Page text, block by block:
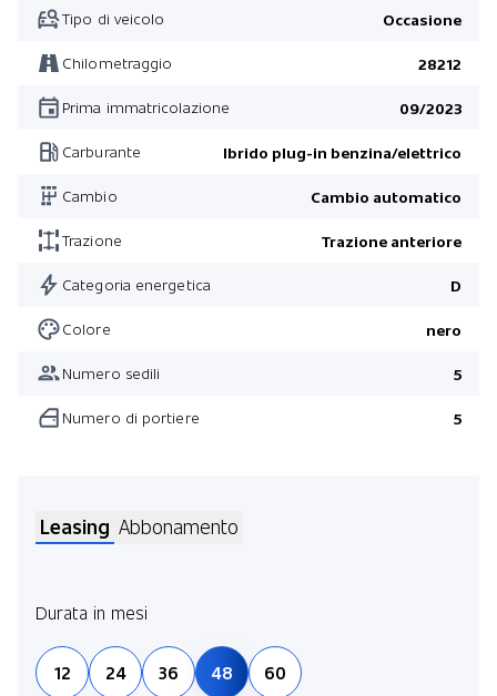
Extended Head-Up Display
Extended Head-Up Display
Tipo di veicolo Occasione
Chilometraggio 28212
Prima immatricolazione 09/2023
Carburante Ibrido plug-in benzina/elettrico
Cambio Cambio automatico
Trazione Trazione anteriore
Categoria energetica D
Colore nero
Numero sedili 5
Numero di portiere 5
Leasing Abbonamento
Durata in mesi
12 24 36 48
60